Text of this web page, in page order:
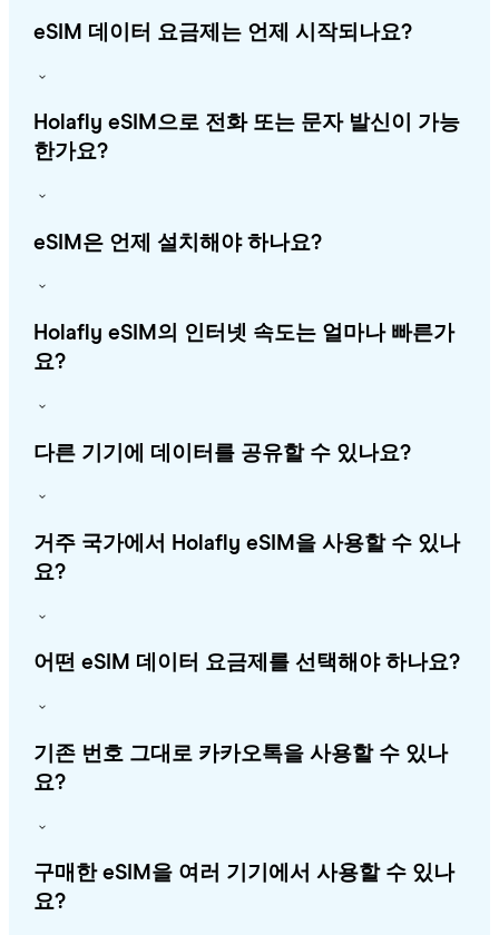
eSIM 데이터 요금제는 언제 시작되나요?
Holafly eSIM으로 전화 또는 문자 발신이 가능
한가요?
eSIM은 언제 설치해야 하나요?
Holafly eSIM의 인터넷 속도는 얼마나 빠른가
요?
다른 기기에 데이터를 공유할 수 있나요?
거주 국가에서 Holafly eSIM을 사용할 수 있나
요?
어떤 eSIM 데이터 요금제를 선택해야 하나요?
기존 번호 그대로 카카오톡을 사용할 수 있나
요?
구매한 eSIM을 여러 기기에서 사용할 수 있나
요?